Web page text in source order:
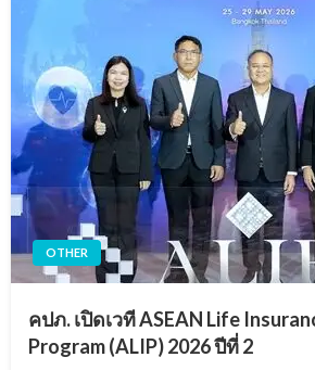
OTHER
คปภ. เปิดเวที ASEAN Life
Program (ALIP) 2026 ปีที่ 2